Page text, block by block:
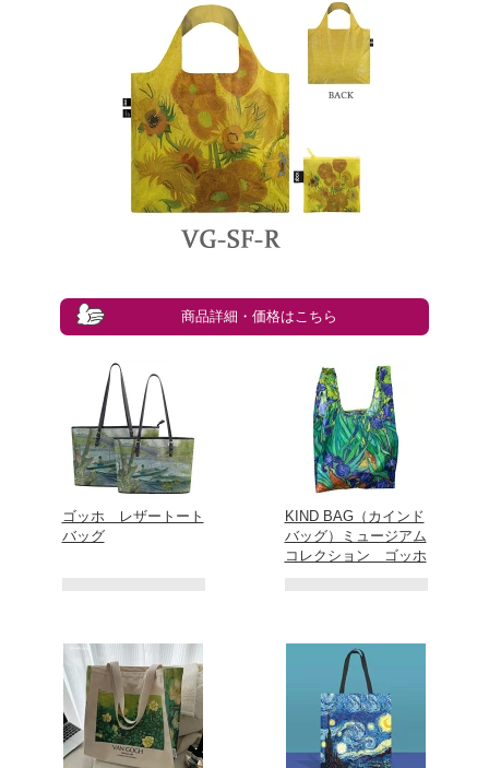
商品詳細・価格はこちら
ゴッホ レザートート
バッグ
KIND BAG（カインド
バッグ）ミュージアム
コレクション ゴッホ